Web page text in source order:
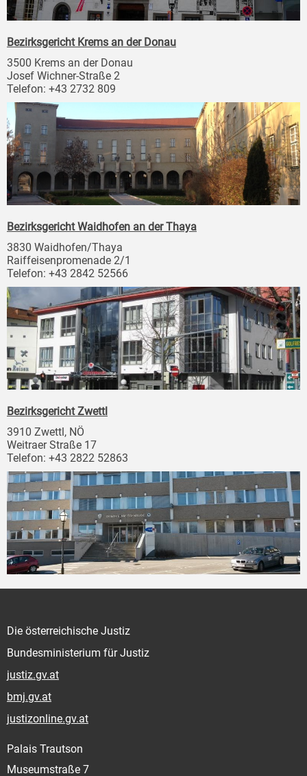
Bezirksgericht Krems an der Donau
3500 Krems an der Donau
Josef Wichner-Straße 2
Telefon: +43 2732 809
Bezirksgericht Waidhofen an der Thaya
3830 Waidhofen/Thaya
Raiffeisenpromenade 2/1
Telefon: +43 2842 52566
Bezirksgericht Zwettl
3910 Zwettl, NÖ
Weitraer Straße 17
Telefon: +43 2822 52863
Die österreichische Justiz
Bundesministerium für Justiz
justiz.gv.at
bmj.gv.at
justizonline.gv.at
Palais Trautson
Museumstraße 7